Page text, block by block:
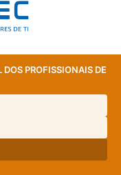
DOS PROFISSIONAIS DE